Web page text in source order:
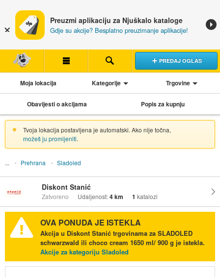
Preuzmi aplikaciju za Njuškalo kataloge
Gdje su akcije? Besplatno preuzimanje aplikacije!
PREDAJ OGLAS
Moja lokacija Kategorije Trgovine
Obavijesti o akcijama Popis za kupnju
Tvoja lokacija postavljena je automatski. Ako nije točna,
možeš ju promijeniti.
Prehrana Sladoled
Diskont Stanić
Zatvoreno Udaljenost:4 km 1 katalozi
OVA PONUDA JE ISTEKLA
Akcija u Diskont Stanić trgovinama za SLADOLED
schwarzwald ili choco cream 1650 ml/ 900 g je istekla.
Akcije za kategoriju Sladoled